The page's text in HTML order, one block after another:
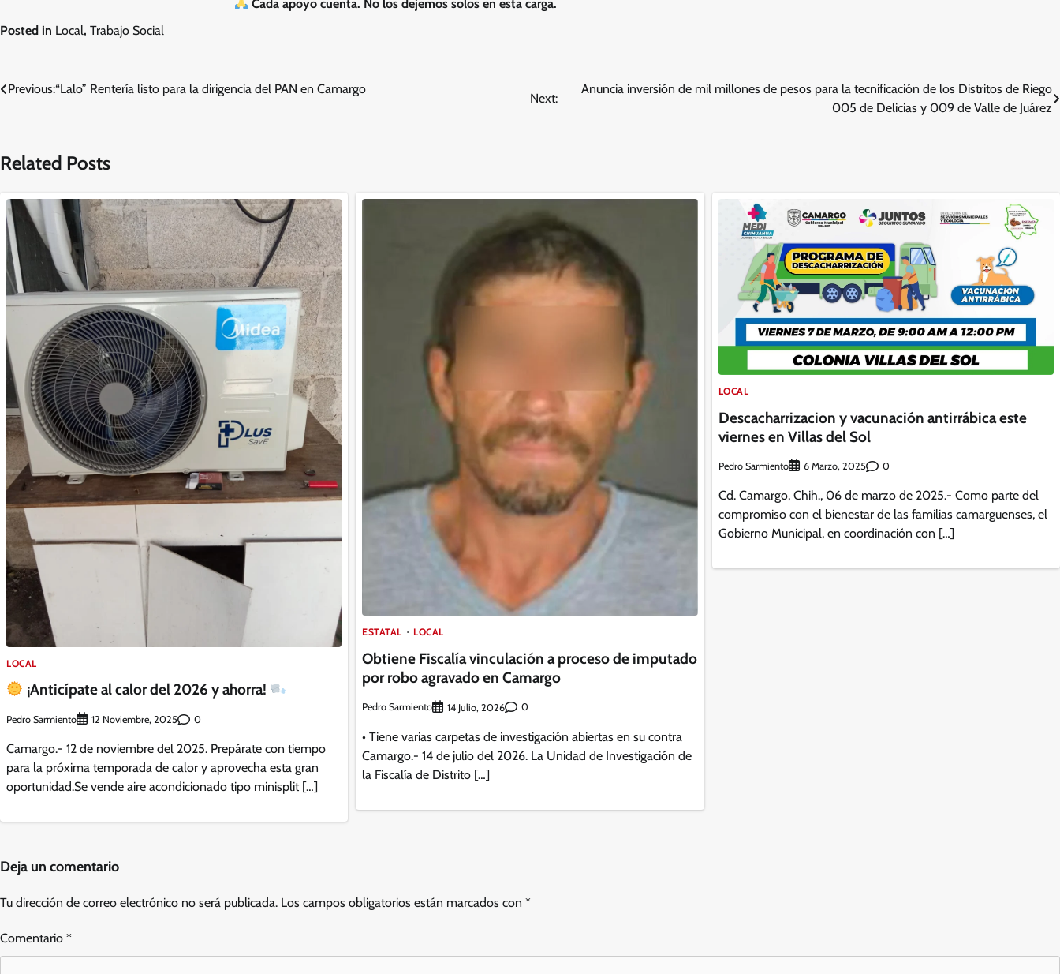
Cada apoyo cuenta. No los dejemos solos en esta carga.
Posted in Local, Trabajo Social
Navegación
Previous:“Lalo” Rentería listo para la dirigencia del PAN en Camargo
Next:
Anuncia inversión de mil millones de pesos para la tecnificación de los Distritos de Riego
005 de Delicias y 009 de Valle de Juárez
Related Posts
LOCAL
¡Anticípate al calor del 2026 y ahorra!
Pedro Sarmiento 12 Noviembre, 2025 0
Camargo.- 12 de noviembre del 2025. Prepárate con tiempo
para la próxima temporada de calor y aprovecha esta gran
oportunidad.Se vende aire acondicionado tipo minisplit […]
ESTATAL LOCAL
Obtiene Fiscalía vinculación a proceso de imputado
por robo agravado en Camargo
Pedro Sarmiento 14 Julio, 2026 0
• Tiene varias carpetas de investigación abiertas en su contra
Camargo.- 14 de julio del 2026. La Unidad de Investigación de
la Fiscalía de Distrito […]
LOCAL
Descacharrizacion y vacunación antirrábica este
viernes en Villas del Sol
Pedro Sarmiento 6 Marzo, 2025 0
Cd. Camargo, Chih., 06 de marzo de 2025.- Como parte del
compromiso con el bienestar de las familias camarguenses, el
Gobierno Municipal, en coordinación con […]
Deja un comentario
Tu dirección de correo electrónico no será publicada. Los campos obligatorios están marcados con *
Comentario *